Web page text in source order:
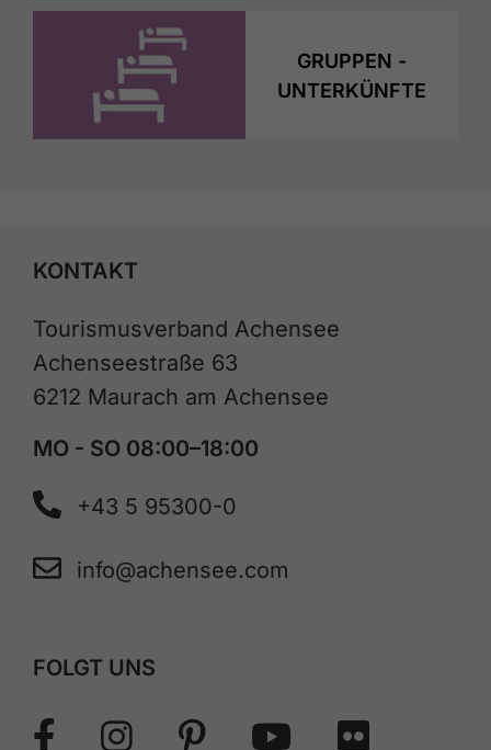
GRUPPEN -
UNTERKÜNFTE
KONTAKT
Tourismusverband Achensee
Achenseestraße 63
6212 Maurach am Achensee
MO - SO 08:00–18:00
+43 5 95300-0
info@achensee.com
FOLGT UNS